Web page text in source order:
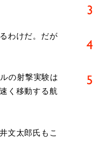
わけだ。だが
の射撃実験は
く移動する航
文太郎氏もこ